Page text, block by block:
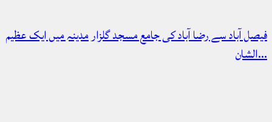
فیصل آباد سے رضا آباد کی جامع مسجد گلزار مدینہ میں ایک عظیم
الشان…